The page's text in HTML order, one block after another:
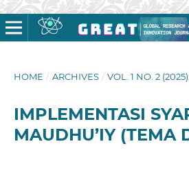
HOME / ARCHIVES / VOL. 1 NO. 2
IMPLEMENTASI
MAUDHU’IY (TEMA